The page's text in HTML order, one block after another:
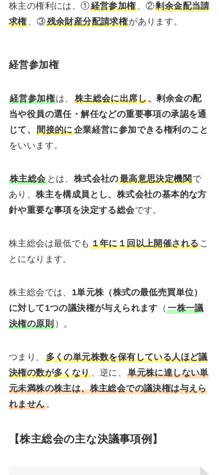
株主の権利には、①経営参加権、②剰余金配当請
求権、③残余財産分配請求権があります。
経営参加権
経営参加権は、 株主総会に出席し、剰余金の配
当や役員の選任・解任などの重要事項の承認を通
じて、間接的に企業経営に参加できる権利のこと
をいいます。
株主総会とは、 株式会社の最高意思決定機関で
あり、株主を構成員とし、株式会社の基本的な方
針や重要な事項を決定する総会です。
株主総会は最低でも １年に１回以上開催されるこ
とになります。
株主総会では、 1単元株（株式の最低売買単位）
に対して1つの議決権が与えられます （一株一議
決権の原則）。
つまり、 多くの単元株数を保有している人ほど議
決権の数が多くなり、逆に、単元株に達しない単
元未満株の株主は、株主総会での議決権は与えら
れません。
【株主総会の主な決議事項例】